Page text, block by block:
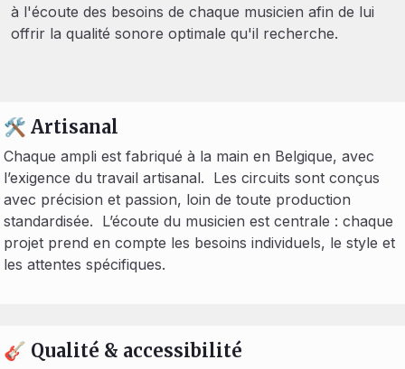
à l'écoute des besoins de chaque musicien afin de lui
offrir la qualité sonore optimale qu'il recherche.
🛠️ Artisanal
Chaque ampli est fabriqué à la main en Belgique, avec
l’exigence du travail artisanal. Les circuits sont conçus
avec précision et passion, loin de toute production
standardisée. L’écoute du musicien est centrale : chaque
projet prend en compte les besoins individuels, le style et
les attentes spécifiques.
🎸 Qualité & accessibilité